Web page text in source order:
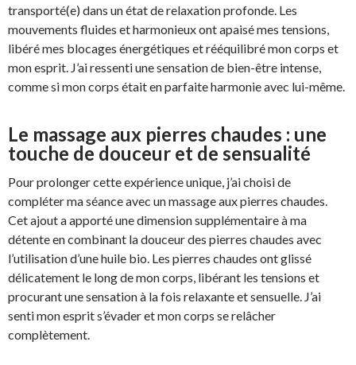
transporté(e) dans un état de relaxation profonde. Les
mouvements fluides et harmonieux ont apaisé mes tensions,
libéré mes blocages énergétiques et rééquilibré mon corps et
mon esprit. J’ai ressenti une sensation de bien-être intense,
comme si mon corps était en parfaite harmonie avec lui-même.
Le massage aux pierres chaudes : une
touche de douceur et de sensualité
Pour prolonger cette expérience unique, j’ai choisi de
compléter ma séance avec un massage aux pierres chaudes.
Cet ajout a apporté une dimension supplémentaire à ma
détente en combinant la douceur des pierres chaudes avec
l’utilisation d’une huile bio. Les pierres chaudes ont glissé
délicatement le long de mon corps, libérant les tensions et
procurant une sensation à la fois relaxante et sensuelle. J’ai
senti mon esprit s’évader et mon corps se relâcher
complètement.